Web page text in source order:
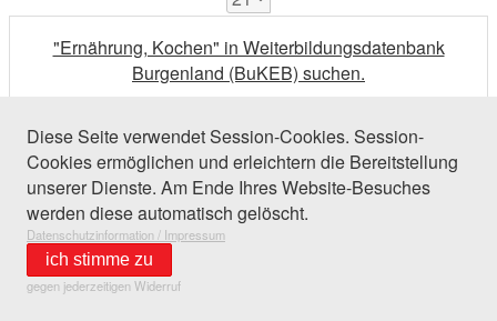
"Ernährung, Kochen" in Weiterbildungsdatenbank
Burgenland (BuKEB) suchen.
Diese Seite verwendet Session-Cookies. Session-
Cookies ermöglichen und erleichtern die Bereitstellung
unserer Dienste. Am Ende Ihres Website-Besuches
werden diese automatisch gelöscht.
Datenschutzinformation / Impressum
ich stimme zu
gegen jederzeitigen Widerruf